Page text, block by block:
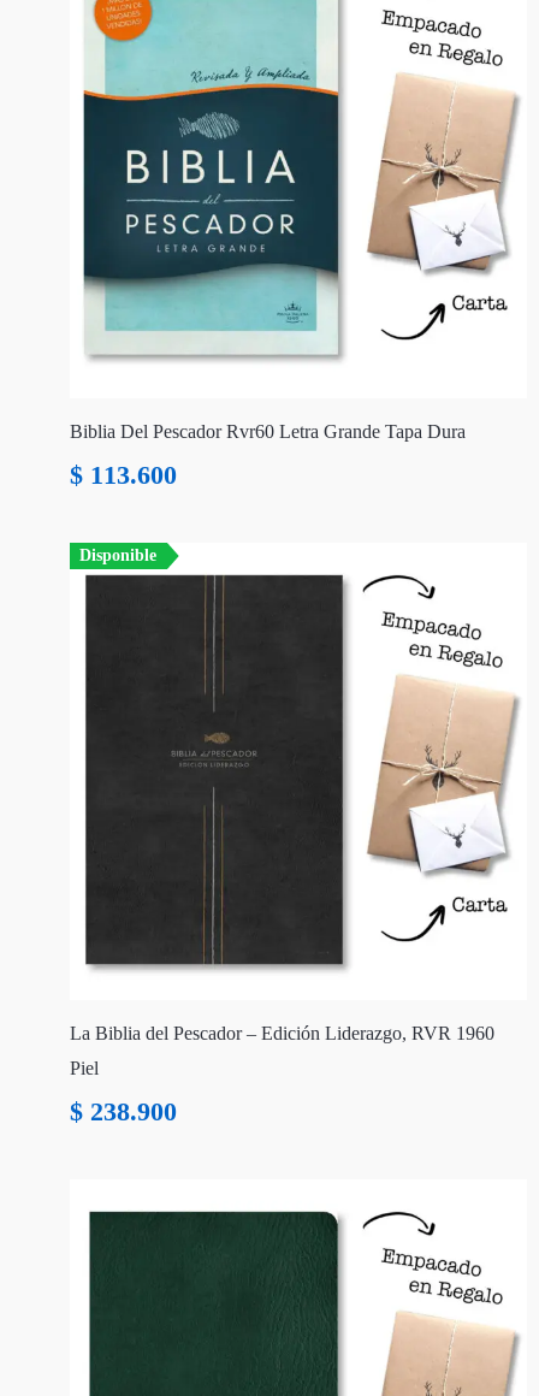
Biblia Del Pescador Rvr60 Letra Grande Tapa Dura
$ 113.600
Disponible
La Biblia del Pescador – Edición Liderazgo, RVR 1960
Piel
$ 238.900